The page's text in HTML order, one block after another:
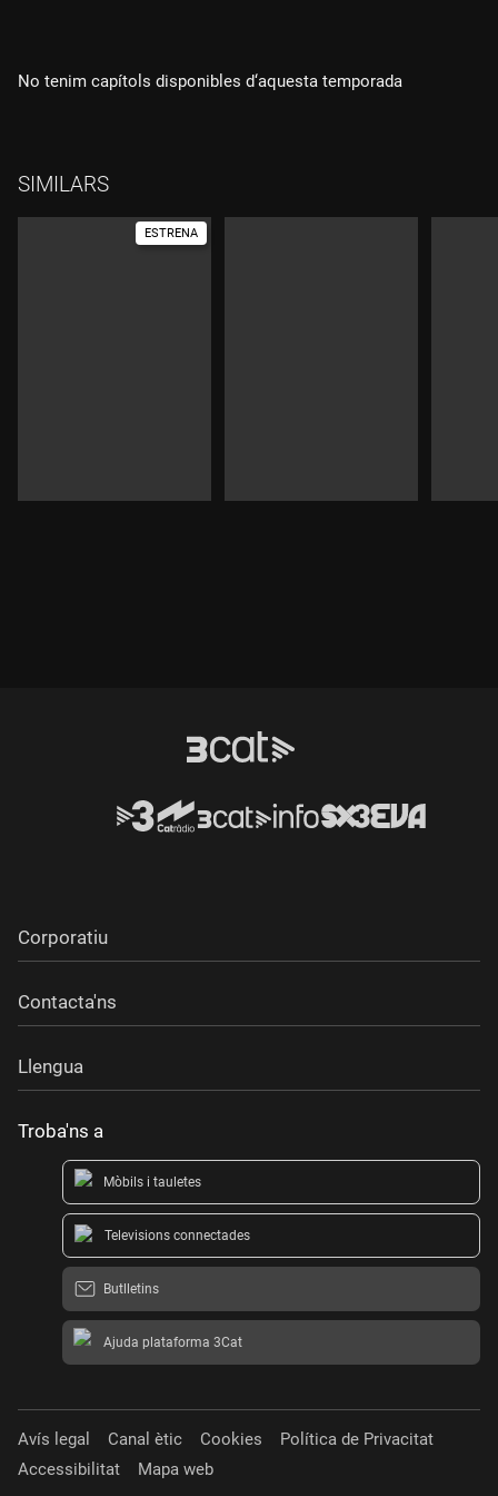
No tenim capítols disponibles d‘aquesta temporada
SIMILARS
ESTRENA
Corporatiu
Contacta'ns
Llengua
Troba'ns a
Mòbils i tauletes
Televisions connectades
Butlletins
Ajuda plataforma 3Cat
Avís legal Canal ètic Cookies
Política de Privacitat
Accessibilitat
Mapa web